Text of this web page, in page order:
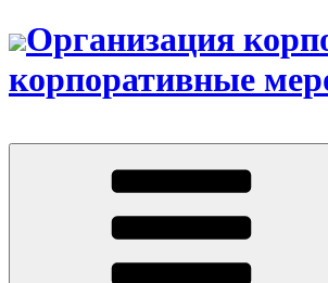
Организация
корпоративные